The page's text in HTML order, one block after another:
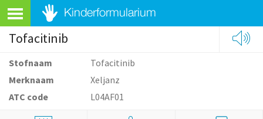
Tofacitinib
Stofnaam
Tofacitinib
Merknaam
Xeljanz
ATC code
L04AF01